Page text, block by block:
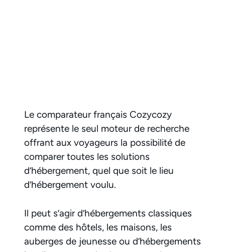
Le comparateur français Cozycozy
représente le seul moteur de recherche
offrant aux voyageurs la possibilité de
comparer toutes les solutions
d’hébergement, quel que soit le lieu
d’hébergement voulu.
Il peut s’agir d’hébergements classiques
comme des hôtels, les maisons, les
auberges de jeunesse ou d’hébergements